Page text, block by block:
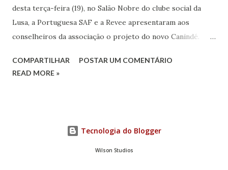
desta terça-feira (19), no Salão Nobre do clube social da
Lusa, a Portuguesa SAF e a Revee apresentaram aos
conselheiros da associação o projeto do novo Canindé.
complexo, que englobará clube social, edifício garagem
SAF, André Berenguer, e os vice-presidentes Fred Mourão
(marketing), Marcus Mingoni (financeiro), Tadeu Oliveira
COMPARTILHAR
POSTAR UM COMENTÁRIO
READ MORE »
Tecnologia do Blogger
Wilson Studios